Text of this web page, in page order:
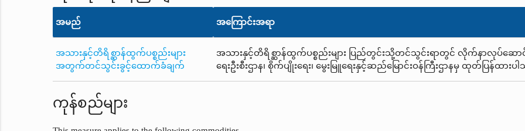
အမည် အကြောင်းအရာ
အသားနှင့်တိရိစ္ဆာန်ထွက်ပစ္စည်းများ
အတွက်တင်သွင်းခွင့်ထောက်ခံချက်
အသားနှင့်တိရိစ္ဆာန်ထွက်ပစ္စည်းများ ပြည်တွင်းသို့တင်သွင်းရာတွင် လိုက်နာလုပ်ဆောင်
ရေးဦးစီးဌာန၊ စိုက်ပျိုးရေး၊ မွေးမြူရေးနှင့်ဆည်မြောင်းဝန်ကြီးဌာနမှ ထုတ်ပြန်ထားပ
ကုန်စည်များ